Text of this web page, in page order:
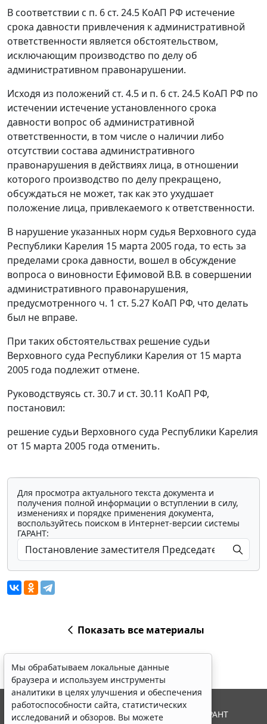
В соответствии с п. 6 ст. 24.5 КоАП РФ истечение
срока давности привлечения к административной
ответственности является обстоятельством,
исключающим производство по делу об
административном правонарушении.
Исходя из положений ст. 4.5 и п. 6 ст. 24.5 КоАП РФ по
истечении истечение установленного срока
давности вопрос об административной
ответственности, в том числе о наличии либо
отсутствии состава административного
правонарушения в действиях лица, в отношении
которого производство по делу прекращено,
обсуждаться не может, так как это ухудшает
положение лица, привлекаемого к ответственности.
В нарушение указанных норм судья Верховного суда
Республики Карелия 15 марта 2005 года, то есть за
пределами срока давности, вошел в обсуждение
вопроса о виновности Ефимовой В.В. в совершении
административного правонарушения,
предусмотренного ч. 1 ст. 5.27 КоАП РФ, что делать
был не вправе.
При таких обстоятельствах решение судьи
Верховного суда Республики Карелия от 15 марта
2005 года подлежит отмене.
Руководствуясь ст. 30.7 и ст. 30.11 КоАП РФ,
постановил:
решение судьи Верховного суда Республики Карелия
от 15 марта 2005 года отменить.
Для просмотра актуального текста документа и
получения полной информации о вступлении в силу,
изменениях и порядке применения документа,
воспользуйтесь поиском в Интернет-версии системы
ГАРАНТ:
Показать все материалы
Мы обрабатываем локальные данные
браузера и используем инструменты
аналитики в целях улучшения и обеспечения
работоспособности сайта, статистических
исследований и обзоров. Вы можете
© ООО "НПП "ГАРАНТ-СЕРВИС", 2026. Система ГАРАНТ